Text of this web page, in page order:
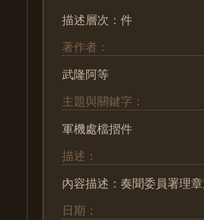
描述層次：件
著作者：
武隆阿等
主題與關鍵字：
軍機處檔摺件
描述：
內容描述：奏聞委員署理
日期：